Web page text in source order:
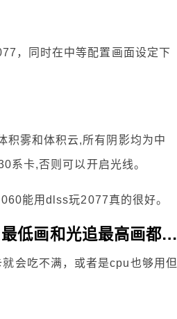
，同时在中等配置画面设定下
积雾和体积云,所有阴影均为中
系卡,否则可以开启光线。
能用dlss玩2077真的很好。
RTX2080super玩赛博朋克2077显卡使用率只有70%，最低画和光追最高画都是40帧怎么破
会吃不满，或者是cpu也够用但